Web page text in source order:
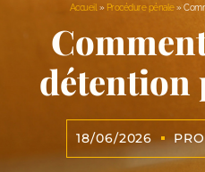
Accueil » Procédure pénale»
détention
18/06/2026